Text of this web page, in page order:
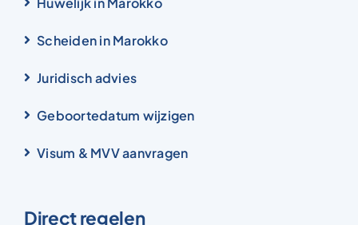
Scheiden in Marokko
Juridisch advies
Geboortedatum wijzigen
Visum & MVV aanvragen
Direct regelen